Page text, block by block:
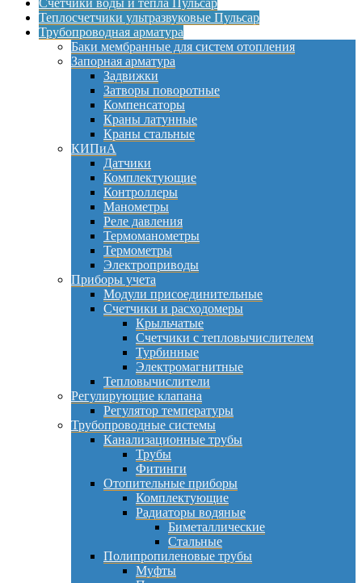
Счетчики воды и тепла Пульсар
Теплосчетчики ультразвуковые Пульсар
Трубопроводная арматура
Баки мембранные для систем отопления
Запорная арматура
Задвижки
Затворы поворотные
Компенсаторы
Краны латунные
Краны стальные
КИПиА
Датчики
Комплектующие
Контроллеры
Манометры
Реле давления
Термоманометры
Термометры
Электроприводы
Приборы учета
Модули присоединительные
Счетчики и расходомеры
Крыльчатые
Счетчики с тепловычислителем
Турбинные
Электромагнитные
Тепловычислители
Регулирующие клапана
Регулятор температуры
Трубопроводные системы
Канализационные трубы
Трубы
Фитинги
Отопительные приборы
Комплектующие
Радиаторы водяные
Биметаллические
Стальные
Полипропиленовые трубы
Муфты